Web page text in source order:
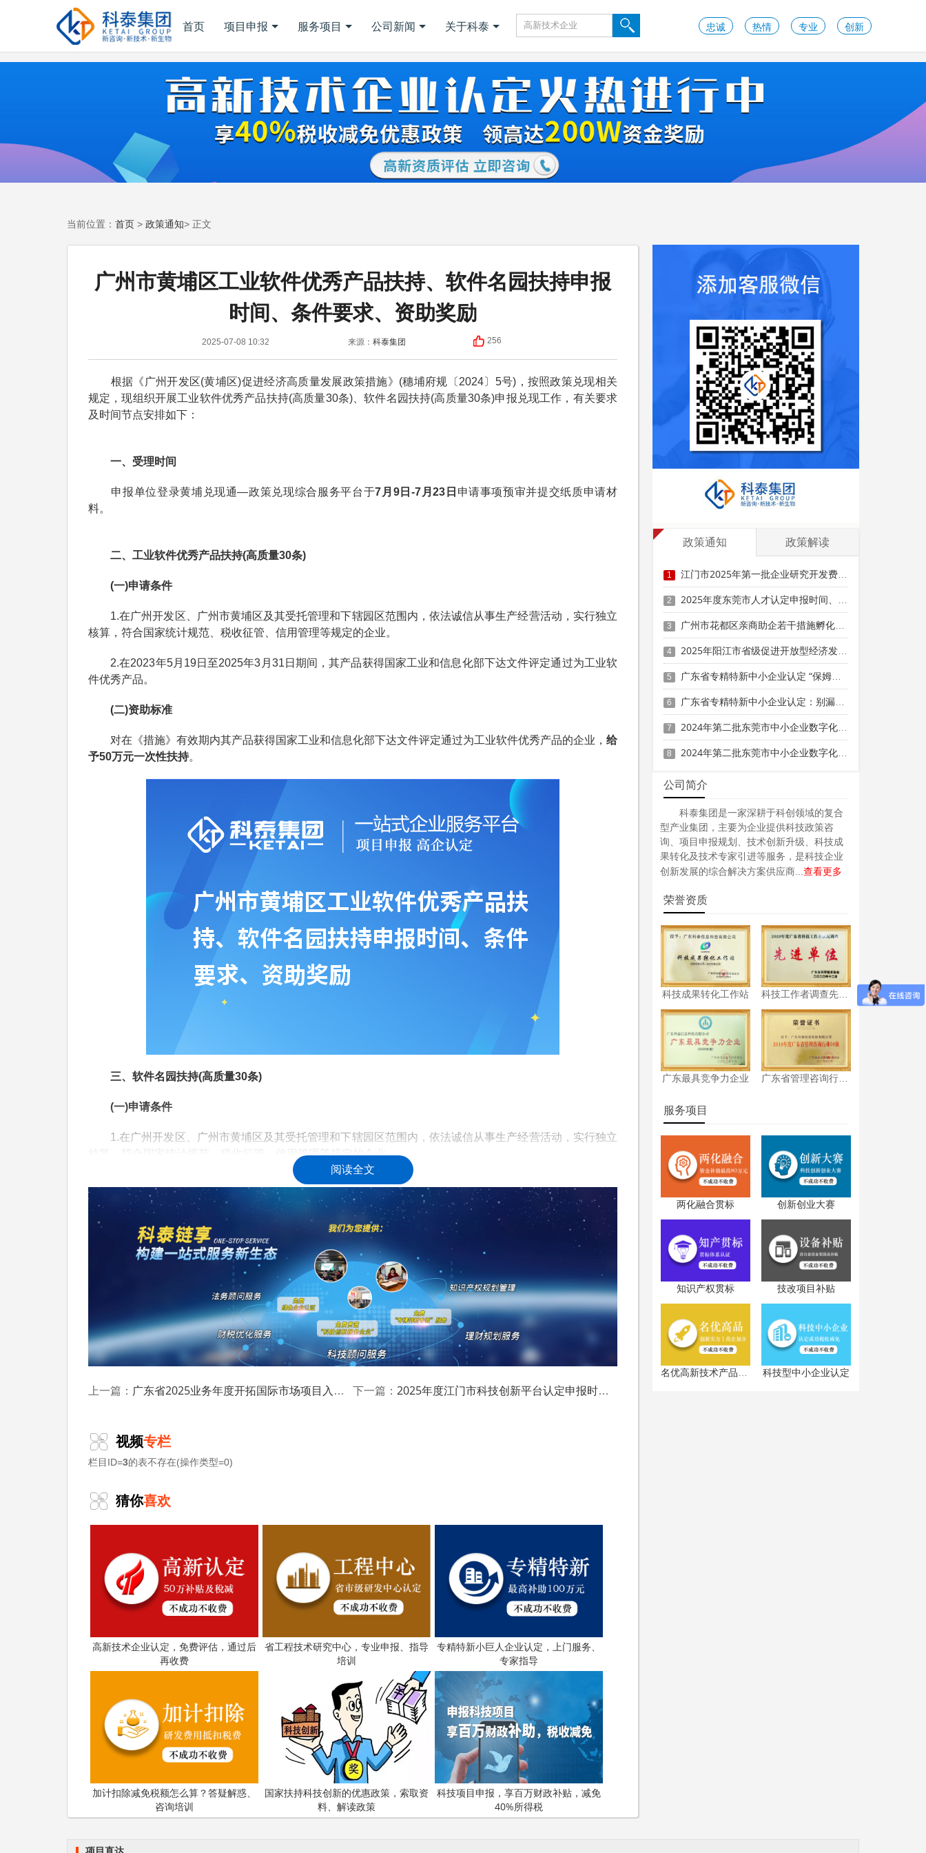
首页 项目申报 服务项目 公司新闻 关于科泰 忠诚 热情 专业 创新
当前位置： 首页 > 政策通知> 正文
广州市黄埔区工业软件优秀产品扶持、软件名园扶持申报
时间、条件要求、资助奖励
2025-07-08 10:32 来源： 科泰集团 256
根据《广州开发区(黄埔区)促进经济高质量发展政策措施》(穗埔府规〔2024〕5号)，按照政策兑现相关
规定，现组织开展工业软件优秀产品扶持(高质量30条)、软件名园扶持(高质量30条)申报兑现工作，有关要求
及时间节点安排如下：
一、受理时间
申报单位登录黄埔兑现通—政策兑现综合服务平台于7月9日-7月23日 申请事项预审并提交纸质申请材
料。
二、工业软件优秀产品扶持(高质量30条)
(一)申请条件
1.在广州开发区、广州市黄埔区及其受托管理和下辖园区范围内，依法诚信从事生产经营活动，实行独立
核算，符合国家统计规范、税收征管、信用管理等规定的企业。
2.在2023年5月19日至2025年3月31日期间，其产品获得国家工业和信息化部下达文件评定通过为工业软
件优秀产品。
(二)资助标准
对在《措施》有效期内其产品获得国家工业和信息化部下达文件评定通过为工业软件优秀产品的企业， 给
予50万元一次性扶持。
三、软件名园扶持(高质量30条)
(一)申请条件
1.在广州开发区、广州市黄埔区及其受托管理和下辖园区范围内，依法诚信从事生产经营活动，实行独立
核算，符合国家统计规范、税收征管、信用管理等规定的企业。
2.所运营园区在2023年5月19日至2024年8月1日期间首次被认定为国家级、省级、市级软件名园。
(二)资助标准
对在《措施》有效期内首次被认定为国家级、省级、市级软件名园的，分别按照
国家级认定300万元、省
级认定200万元、市级认定100万元的标准给予园区运营主体一次性扶持。《措施》有效期内达到多个扶持档
次的，以补差额的方式按最高档给予扶持。
每个企业在《措施》有效期内累计可获奖励不超过300万元。
科泰集团(https://www.gdktzx.com/)成立16年来，致力于提供高新技术企业认定 名优高新技术产品
构认定、 专精特新中小企业、专精特新“小巨人”、制造业单项冠军、专利软著申请、研发费用加计扣除、两化
阅读全文
上一篇： 广东省2025业务年度开拓国际市场项目入库申报时间、条件要求、补助奖励 下一篇： 2025年度江门市科技创新平台认定申报时间、条件要求、资助奖励
视频专栏
栏目ID=3的表不存在(操作类型=0)
猜你喜欢
高新技术企业认定，免费评估，通过后
再收费
省工程技术研究中心，专业申报、指导
培训
专精特新小巨人企业认定，上门服务、
专家指导
加计扣除减免税额怎么算？答疑解惑、
咨询培训
国家扶持科技创新的优惠政策，索取资
料、解读政策
科技项目申报，享百万财政补贴，减免
40%所得税
政策通知 政策解读
1 江门市2025年第一批企业研究开发费用税前加计扣除项目技术鉴定申报时间、条件要求
2 2025年度东莞市人才认定申报时间、条件要求、扶持政策
3 广州市花都区亲商助企若干措施孵化育成奖励（2024年度）申报时间、条件要求、补助奖励
4 2025年阳江市省级促进开放型经济发展水平提升专项资金申报时间、条件要求、补助奖励
5 广东省专精特新中小企业认定 “保姆级” 指南：条件到材料一步清
6 广东省专精特新中小企业认定：别漏这3项关键材料！
7 2024年第二批东莞市中小企业数字化转型城市试点专项资金两化融合管理体系贯标项目资助计划
8 2024年第二批东莞市中小企业数字化转型城市试点专项资金两化融合管理体系贯标项目拟资助企业名单的公示
公司简介
科泰集团是一家深耕于科创领域的复合
型产业集团，主要为企业提供科技政策咨
询、项目申报规划、技术创新升级、科技成
果转化及技术专家引进等服务，是科技企业
创新发展的综合解决方案供应商... 查看更多
荣誉资质
科技成果转化工作站
广东最具竞争力企业
服务项目
两化融合贯标 创新创业大赛
知识产权贯标 技改项目补贴
科技型中小企业认定